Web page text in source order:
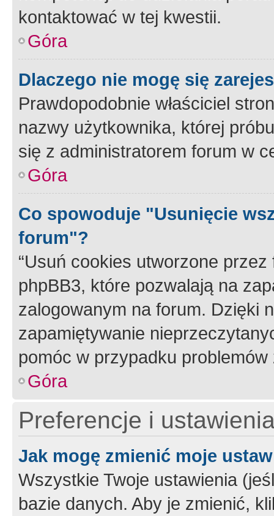
kontaktować w tej kwestii.
Góra
Dlaczego nie mogę się
Prawdopodobnie właściciel
nazwy użytkownika, której
się z administratorem forum w
Góra
Co spowoduje "Usunięcie
forum"?
“Usuń cookies utworzone
phpBB3, które pozwalają na
zalogowanym na forum. Dzięki
zapamiętywanie
pomóc w przypadku
Góra
Preferencje i
Jak mogę zmienić moje
Wszystkie Twoje ustawienia
bazie danych. Aby je zmienić,